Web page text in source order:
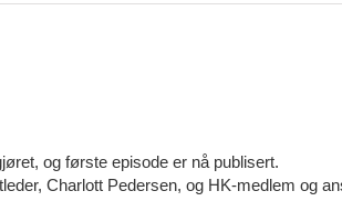
og første episode er nå publisert.
Charlott Pedersen, og HK-medlem og